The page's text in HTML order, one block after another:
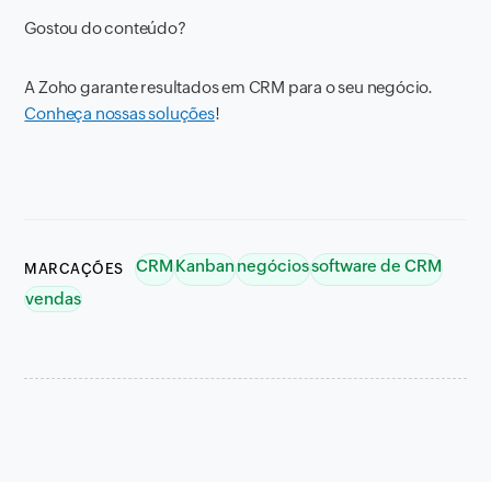
Gostou do conteúdo?
A Zoho garante resultados em CRM para o seu negócio.
Conheça nossas soluções!
MARCAÇÕES CRMKanbannegóciossoftware de CRM
vendas